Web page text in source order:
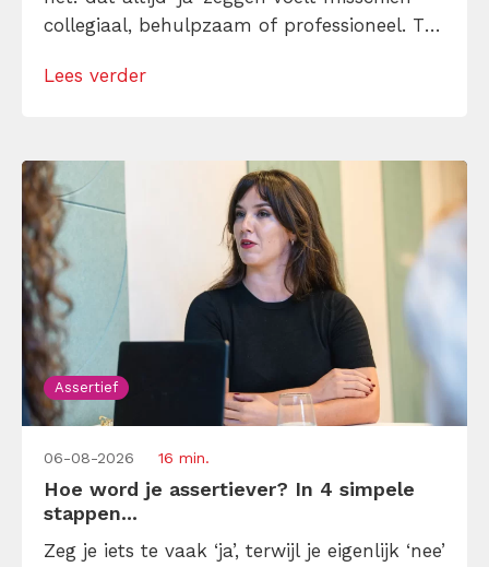
collegiaal, behulpzaam of professioneel. Tot
andermans prioriteiten en je eigen werk
[…]
Lees verder
Assertief
06-08-2026 16 min.
Hoe word je assertiever? In 4 simpele
stappen...
Zeg je iets te vaak ‘ja’, terwijl je eigenlijk ‘nee’